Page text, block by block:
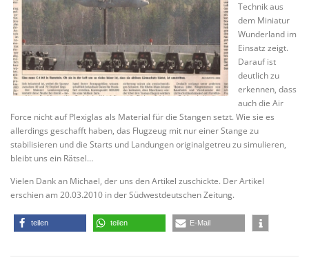
Technik aus
dem Miniatur
Wunderland im
Einsatz zeigt.
Darauf ist
deutlich zu
erkennen, dass
auch die Air
Force nicht auf Plexiglas als Material für die Stangen setzt. Wie sie es
allerdings geschafft haben, das Flugzeug mit nur einer Stange zu
stabilisieren und die Starts und Landungen originalgetreu zu simulieren,
bleibt uns ein Rätsel…
Vielen Dank an Michael, der uns den Artikel zuschickte. Der Artikel
erschien am 20.03.2010 in der Südwestdeutschen Zeitung.
teilen teilen E-Mail